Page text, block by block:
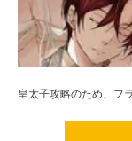
皇太子攻略のため、フ